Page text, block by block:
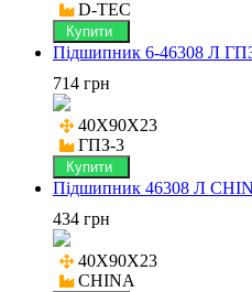
D-TEC
Купити
Підшипник 6-46308 Л
714 грн
40X90X23
ГПЗ-3
Купити
Підшипник 46308 Л
434 грн
40X90X23
CHINA